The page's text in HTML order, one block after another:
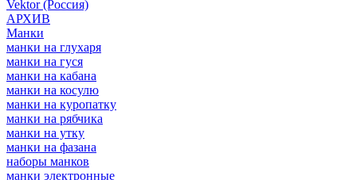
Vektor (Россия)
АРХИВ
Манки
манки на глухаря
манки на гуся
манки на кабана
манки на косулю
манки на куропатку
манки на рябчика
манки на утку
манки на фазана
наборы манков
манки электронные